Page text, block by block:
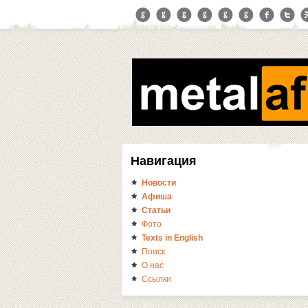
Навигация
Новости
Афиша
Статьи
Фото
Texts in English
Поиск
О нас
Ссылки